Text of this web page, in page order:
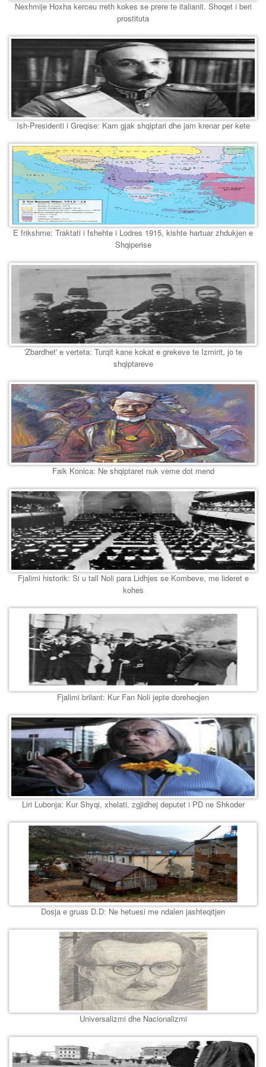
Nexhmije Hoxha kerceu rreth kokes se prere te italianit. Shoqet i beri
prostituta
Ish-Presidenti i Greqise: Kam gjak shqiptari dhe jam krenar per kete
E frikshme: Traktati i fshehte i Lodres 1915, kishte hartuar zhdukjen e
Shqiperise
'Zbardhet' e verteta: Turqit kane kokat e grekeve te Izmirit, jo te
shqiptareve
Faik Konica: Ne shqiptaret nuk veme dot mend
Fjalimi historik: Si u tall Noli para Lidhjes se Kombeve, me lideret e
kohes
Fjalimi brilant: Kur Fan Noli jepte doreheqjen
Liri Lubonja: Kur Shyqi, xhelati, zgjidhej deputet i PD ne Shkoder
Dosja e gruas D.D: Ne hetuesi me ndalen jashteqitjen
Universalizmi dhe Nacionalizmi